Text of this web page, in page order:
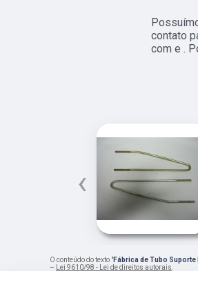
contato
com e .
‹
O conteúdo do texto "Fábrica de Tubo
– Lei 9610/98 - Lei de direitos autorais.